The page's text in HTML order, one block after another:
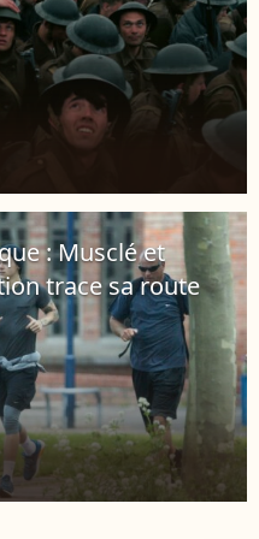
: Musclé et
trace sa route